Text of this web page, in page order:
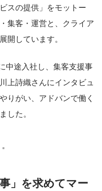
スの提供」をモットー
集客・運営と、クライア
開しています。
中途入社し、集客支援事
上詩織さんにインタビュ
りがい、アドバンで働く
した。
」を求めてマー